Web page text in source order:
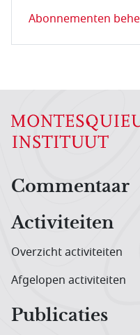
Abonnementen
Commentaar
Activiteiten
Overzicht activiteiten
Afgelopen activiteiten
Publicaties